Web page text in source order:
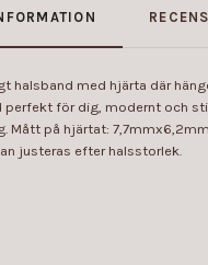
halsband med hjärta där
perfekt för dig, modernt och
Mått på hjärtat:
justeras efter halsstorlek.